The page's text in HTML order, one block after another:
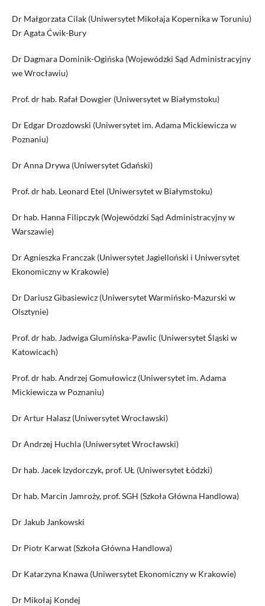
Dr Małgorzata Cilak (Uniwersytet Mikołaja Kopernika w Toruniu)
Dr Agata Ćwik-Bury
Dr Dagmara Dominik-Ogińska (Wojewódzki Sąd Administracyjny
we Wrocławiu)
Prof. dr hab. Rafał Dowgier (Uniwersytet w Białymstoku)
Dr Edgar Drozdowski (Uniwersytet im. Adama Mickiewicza w
Poznaniu)
Dr Anna Drywa (Uniwersytet Gdański)
Prof. dr hab. Leonard Etel (Uniwersytet w Białymstoku)
Dr hab. Hanna Filipczyk (Wojewódzki Sąd Administracyjny w
Warszawie)
Dr Agnieszka Franczak (Uniwersytet Jagielloński i Uniwersytet
Ekonomiczny w Krakowie)
Dr Dariusz Gibasiewicz (Uniwersytet Warmińsko-Mazurski w
Olsztynie)
Prof. dr hab. Jadwiga Glumińska-Pawlic (Uniwersytet Śląski w
Katowicach)
Prof. dr hab. Andrzej Gomułowicz (Uniwersytet im. Adama
Mickiewicza w Poznaniu)
Dr Artur Halasz (Uniwersytet Wrocławski)
Dr Andrzej Huchla (Uniwersytet Wrocławski)
Dr hab. Jacek Izydorczyk, prof. UŁ (Uniwersytet Łódzki)
Dr hab. Marcin Jamroży, prof. SGH (Szkoła Główna Handlowa)
Dr Jakub Jankowski
Dr Piotr Karwat (Szkoła Główna Handlowa)
Dr Katarzyna Knawa (Uniwersytet Ekonomiczny w Krakowie)
Dr Mikołaj Kondej